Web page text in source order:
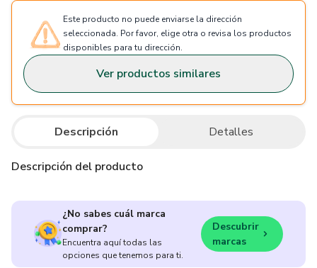
Este producto no puede enviarse la dirección
seleccionada. Por favor, elige otra o revisa los productos
disponibles para tu dirección.
Ver productos similares
Descripción Detalles
Descripción del producto
¿No sabes cuál marca
comprar?
Encuentra aquí todas las
opciones que tenemos para ti.
Descubrir
marcas